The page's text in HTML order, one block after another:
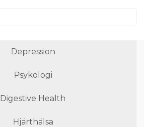
Depression
Psykologi
Digestive Health
Hjärthälsa